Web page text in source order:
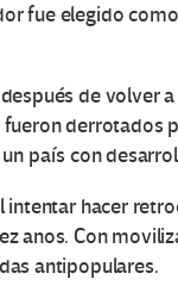
fue elegido
de
derrotados
país con
intentar hacer
anos. Con
antipopulares.